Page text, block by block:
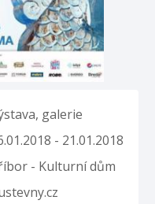
galerie
- 21.01.2018
- Kulturní dům